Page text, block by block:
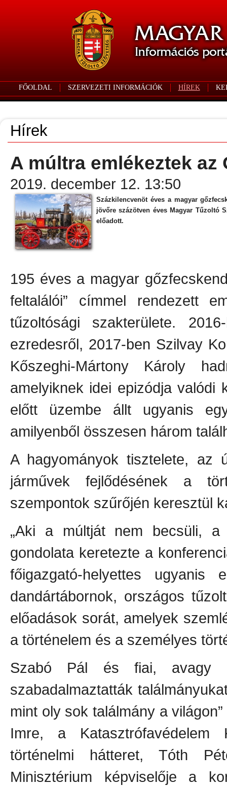
FŐOLDAL SZERVEZETI INFORMÁCIÓK HÍREK
Hírek
A múltra emlékeztek az
2019. december 12. 13:50
Százkilencvenöt éves a magyar
jövőre százötven éves Magyar Tűzoltó
előadott.
195 éves a magyar
feltalálói” címmel rendezett
tűzoltósági szakterülete.
ezredesről, 2017-ben Szilvay
Kőszeghi-Mártony Károly
amelyiknek idei epizódja valódi
előtt üzembe állt ugyanis
amilyenből összesen három
A hagyományok tisztelete, az
járművek fejlődésének a
szempontok szűrőjén keresztül
„Aki a múltját nem becsüli,
gondolata keretezte a
főigazgató-helyettes
dandártábornok, országos
előadások sorát, amelyek
a történelem és a személyes
Szabó Pál és fiai, avagy a
szabadalmaztatták
mint oly sok találmány a
Imre, a Katasztrófavédelem
történelmi hátteret, Tóth
Minisztérium képviselője a